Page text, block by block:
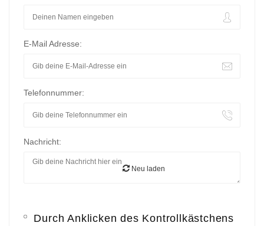
E-Mail Adresse:
Telefonnummer:
Nachricht:
Neu laden
Durch Anklicken des Kontrollkästchens